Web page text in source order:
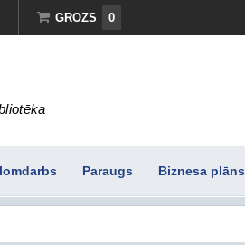
GROZS 0
Paraugs Biznesa plāns